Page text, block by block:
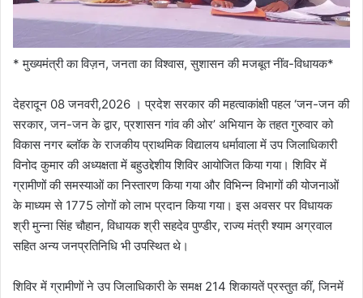
* मुख्यमंत्री का विज़न, जनता का विश्वास, सुशासन की मजबूत नींव-विधायक*
देहरादून 08 जनवरी,2026 । प्रदेश सरकार की महत्वाकांक्षी पहल ‘जन-जन की
सरकार, जन-जन के द्वार, प्रशासन गांव की ओर’ अभियान के तहत गुरुवार को
विकास नगर ब्लॉक के राजकीय प्राथमिक विद्यालय धर्मावाला में उप जिलाधिकारी
विनोद कुमार की अध्यक्षता में बहुउद्देशीय शिविर आयोजित किया गया। शिविर में
ग्रामीणों की समस्याओं का निस्तारण किया गया और विभिन्न विभागों की योजनाओं
के माध्यम से 1775 लोगों को लाभ प्रदान किया गया। इस अवसर पर विधायक
श्री मुन्ना सिंह चौहान, विधायक श्री सहदेव पुण्डीर, राज्य मंत्री श्याम अग्रवाल
सहित अन्य जनप्रतिनिधि भी उपस्थित थे।
शिविर में ग्रामीणों ने उप जिलाधिकारी के समक्ष 214 शिकायतें प्रस्तुत कीं, जिनमें